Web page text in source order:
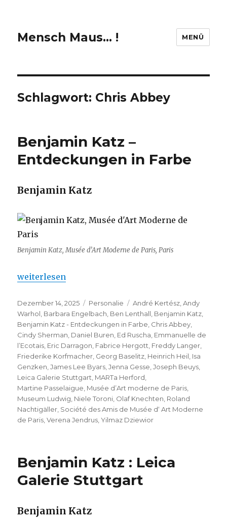
Mensch Maus… ! MENÜ
Schlagwort: Chris Abbey
Benjamin Katz –
Entdeckungen in Farbe
Benjamin Katz
Benjamin Katz, Musée d’Art Moderne de Paris, Paris
„Benjamin Katz – Entdeckungen in Farbe“
weiterlesen
Veröffentlicht
am
Dezember 14, 2025 Kategorien
Personalie Schlagwörter
André Kertész ,Andy
Warhol Barbara Engelbach Ben Lenthall Benjamin Katz
Benjamin Katz - Entdeckungen in Farbe Chris Abbey
Cindy Sherman Daniel Buren Ed Ruscha Emmanuelle de
l’Ecotais Eric Darragon Fabrice Hergott Freddy Langer
Friederike Korfmacher Georg Baselitz Heinrich Heil Isa
Genzken ,James Lee Byars ,Jenna Gesse ,Joseph Beuys
Leica Galerie Stuttgart MARTa Herford
Martine Passelaigue Musée d’Art moderne de Paris
Museum Ludwig Niele Toroni Olaf Knechten Roland
Nachtigäller Société des Amis de Musée d‘ Art Moderne
de Paris ,Verena Jendrus ,Yilmaz Dziewior
Benjamin Katz : Leica
Galerie Stuttgart
Benjamin Katz